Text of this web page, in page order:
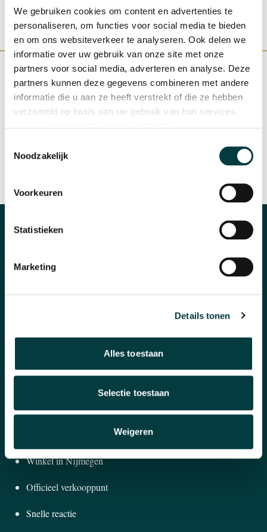
We gebruiken cookies om content en advertenties te
personaliseren, om functies voor social media te bieden
en om ons websiteverkeer te analyseren. Ook delen we
informatie over uw gebruik van onze site met onze
partners voor social media, adverteren en analyse. Deze
partners kunnen deze gegevens combineren met andere
informatie die u aan ze heeft verstrekt of die ze hebben
verzameld op basis van uw gebruik van hun services.
Noodzakelijk
Voorkeuren
Statistieken
Marketing
Details tonen
Alles toestaan
Selectie toestaan
Weigeren
WINKEL IN NIJMEGEN OFFICIEEL VERKOOPPUNT
INRUILEN HORLOGE
Horloges
Pre-Owned
Nieuws
WAAROM BIJ ONS KOPEN?
Winkel in Nijmegen
Officieel verkooppunt
Snelle reactie